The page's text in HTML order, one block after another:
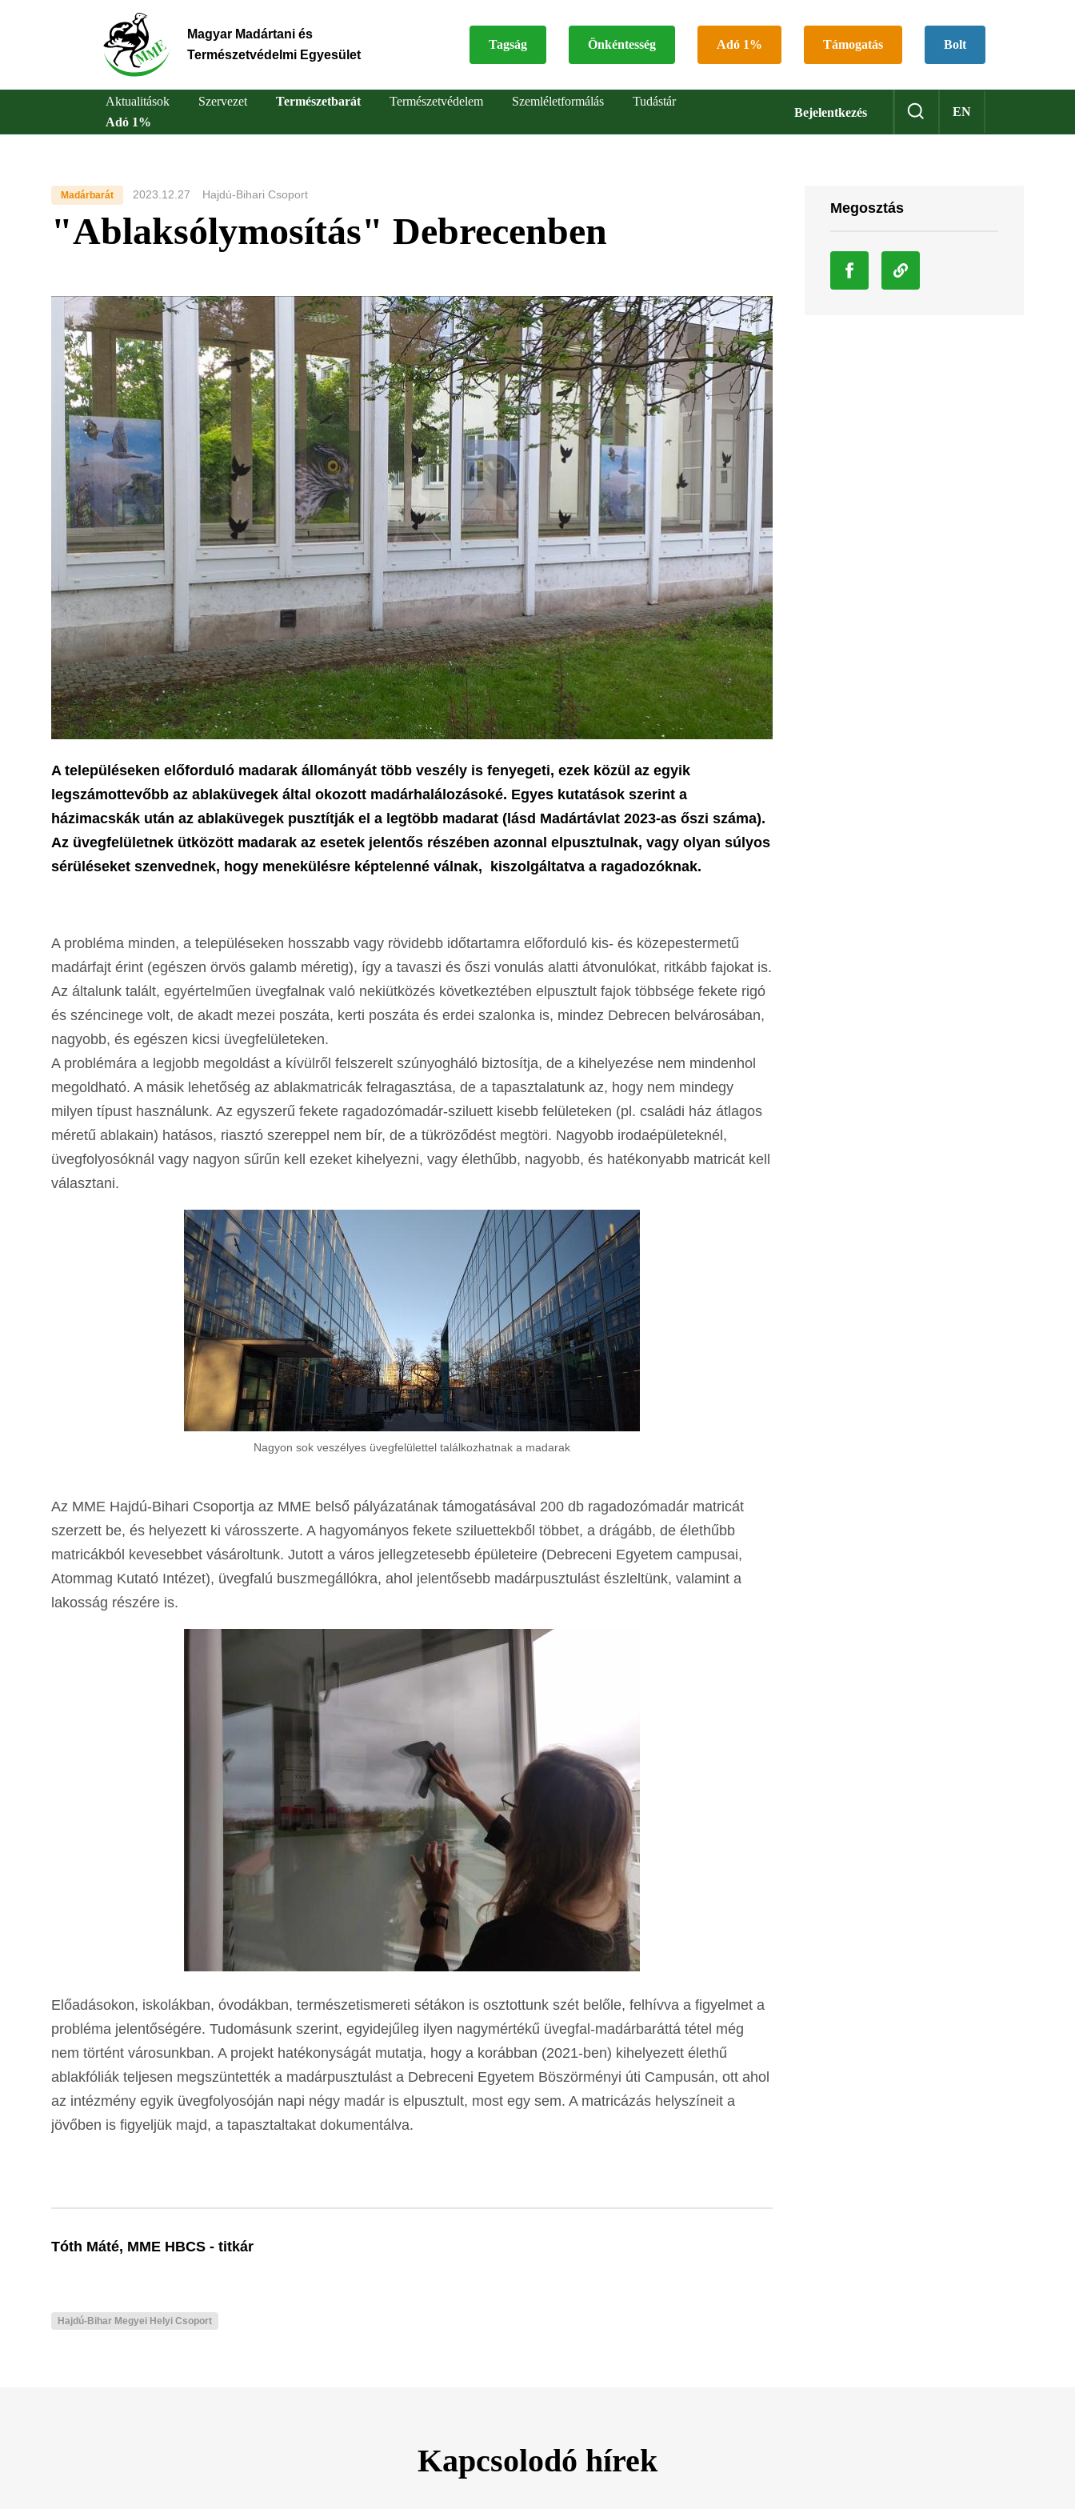
Magyar Madártani és
Természetvédelmi Egyesület
Top
Tagság Önkéntesség Adó 1% Támogatás Bolt
Bejelentkezés EN
Main
navigation
Aktualitások Szervezet Természetbarát Természetvédelem Szemléletformálás
Tudástár
Adó 1%
Madárbarát 2023.12.27 Hajdú-Bihari Csoport
"Ablaksólymosítás" Debrecenben
A településeken előforduló madarak állományát több veszély is fenyegeti, ezek közül az egyik
legszámottevőbb az ablaküvegek által okozott madárhalálozásoké. Egyes kutatások szerint a
házimacskák után az ablaküvegek pusztítják el a legtöbb madarat (lásd Madártávlat 2023-as őszi száma).
Az üvegfelületnek ütközött madarak az esetek jelentős részében azonnal elpusztulnak, vagy olyan súlyos
sérüléseket szenvednek, hogy menekülésre képtelenné válnak, kiszolgáltatva a ragadozóknak.
A probléma minden, a településeken hosszabb vagy rövidebb időtartamra előforduló kis- és közepestermetű
madárfajt érint (egészen örvös galamb méretig), így a tavaszi és őszi vonulás alatti átvonulókat, ritkább fajokat is.
Az általunk talált, egyértelműen üvegfalnak való nekiütközés következtében elpusztult fajok többsége fekete rigó
és széncinege volt, de akadt mezei poszáta, kerti poszáta és erdei szalonka is, mindez Debrecen belvárosában,
nagyobb, és egészen kicsi üvegfelületeken.
A problémára a legjobb megoldást a kívülről felszerelt szúnyogháló biztosítja, de a kihelyezése nem mindenhol
megoldható. A másik lehetőség az ablakmatricák felragasztása, de a tapasztalatunk az, hogy nem mindegy
milyen típust használunk. Az egyszerű fekete ragadozómadár-sziluett kisebb felületeken (pl. családi ház átlagos
méretű ablakain) hatásos, riasztó szereppel nem bír, de a tükröződést megtöri. Nagyobb irodaépületeknél,
üvegfolyosóknál vagy nagyon sűrűn kell ezeket kihelyezni, vagy élethűbb, nagyobb, és hatékonyabb matricát kell
választani.
Nagyon sok veszélyes üvegfelülettel találkozhatnak a madarak
Az MME Hajdú-Bihari Csoportja az MME belső pályázatának támogatásával 200 db ragadozómadár matricát
szerzett be, és helyezett ki városszerte. A hagyományos fekete sziluettekből többet, a drágább, de élethűbb
matricákból kevesebbet vásároltunk. Jutott a város jellegzetesebb épületeire (Debreceni Egyetem campusai,
Atommag Kutató Intézet), üvegfalú buszmegállókra, ahol jelentősebb madárpusztulást észleltünk, valamint a
lakosság részére is.
Előadásokon, iskolákban, óvodákban, természetismereti sétákon is osztottunk szét belőle, felhívva a figyelmet a
probléma jelentőségére. Tudomásunk szerint, egyidejűleg ilyen nagymértékű üvegfal-madárbaráttá tétel még
nem történt városunkban. A projekt hatékonyságát mutatja, hogy a korábban (2021-ben) kihelyezett élethű
ablakfóliák teljesen megszüntették a madárpusztulást a Debreceni Egyetem Böszörményi úti Campusán, ott ahol
az intézmény egyik üvegfolyosóján napi négy madár is elpusztult, most egy sem. A matricázás helyszíneit a
jövőben is figyeljük majd, a tapasztaltakat dokumentálva.
Tóth Máté, MME HBCS - titkár
Hajdú-Bihar Megyei Helyi Csoport
Megosztás
Kapcsolodó hírek